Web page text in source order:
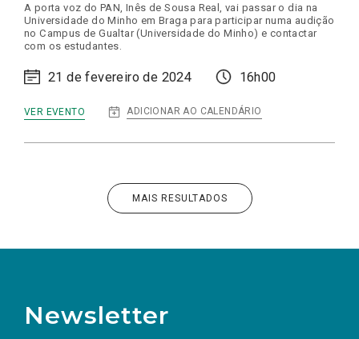
A porta voz do PAN, Inês de Sousa Real, vai passar o dia na
Universidade do Minho em Braga para participar numa audição
no Campus de Gualtar (Universidade do Minho) e contactar
com os estudantes.
21 de fevereiro de 2024 16h00
VER EVENTO ADICIONAR AO CALENDÁRIO
:
BRAGA:
NA
MINHO
MAIS RESULTADOS
Newsletter